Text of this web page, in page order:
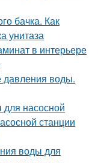
бачка. Как
унитаза
в интерьере
давления воды.
для насосной
станции
воды для